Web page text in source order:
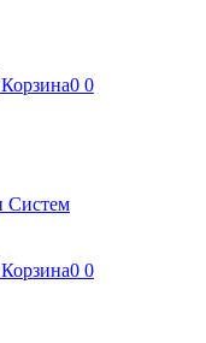
Корзина0 0
Корзина0 0